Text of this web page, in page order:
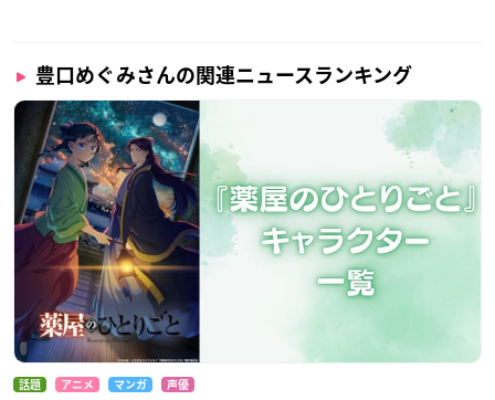
豊口めぐみさんの関連ニュースランキング
話題 アニメ マンガ 声優